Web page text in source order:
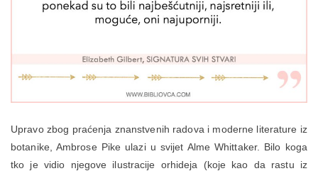
Upravo zbog praćenja znanstvenih radova i moderne literature iz
botanike, Ambrose Pike ulazi u svijet Alme Whittaker. Bilo koga
tko je vidio njegove ilustracije orhideja (koje kao da rastu iz